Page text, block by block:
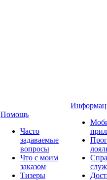
Помощь
Часто
задаваемые
вопросы
Что с моим
заказом
Тизеры